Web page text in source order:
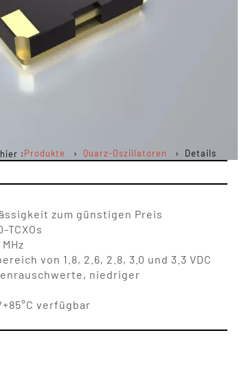
:Produkte Quarz-Oszillatoren Details
zum günstigen Preis
von 1.8, 2.6, 2.8, 3.0 und 3.3 VDC
niedriger
verfügbar